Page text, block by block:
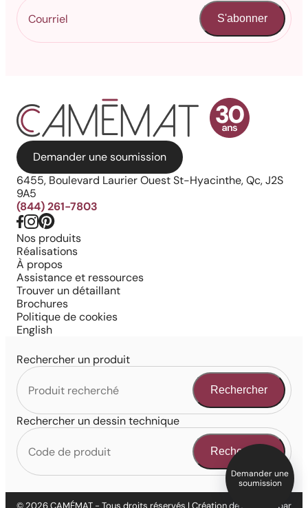
Demander une
soumission
S'abonner
Demander une soumission
6455, Boulevard Laurier Ouest St-Hyacinthe, Qc, J2S
9A5
(844) 261-7803
Nos produits
Réalisations
À propos
Assistance et ressources
Trouver un détaillant
Brochures
Politique de cookies
English
Rechercher un produit
Rechercher
Rechercher un dessin technique
Rechercher
© 2026 CAMÉMAT - Tous droits réservés | Création de site web par